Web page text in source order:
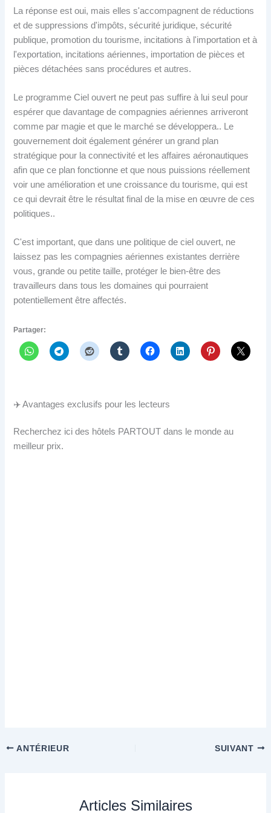
La réponse est oui, mais elles s'accompagnent de réductions
et de suppressions d'impôts, sécurité juridique, sécurité
publique, promotion du tourisme, incitations à l'importation et à
l'exportation, incitations aériennes, importation de pièces et
pièces détachées sans procédures et autres.
Le programme Ciel ouvert ne peut pas suffire à lui seul pour
espérer que davantage de compagnies aériennes arriveront
comme par magie et que le marché se développera.. Le
gouvernement doit également générer un grand plan
stratégique pour la connectivité et les affaires aéronautiques
afin que ce plan fonctionne et que nous puissions réellement
voir une amélioration et une croissance du tourisme, qui est
ce qui devrait être le résultat final de la mise en œuvre de ces
politiques..
C'est important, que dans une politique de ciel ouvert, ne
laissez pas les compagnies aériennes existantes derrière
vous, grande ou petite taille, protéger le bien-être des
travailleurs dans tous les domaines qui pourraient
potentiellement être affectés.
Partager:
✈️ Avantages exclusifs pour les lecteurs
Recherchez ici des hôtels PARTOUT dans le monde au
meilleur prix.
ANTÉRIEUR SUIVANT
Articles Similaires